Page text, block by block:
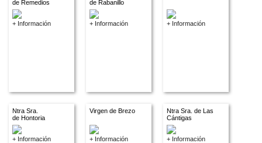
de Remedios
+ Información
de Rabanillo
+ Información + Información
Ntra Sra.
de Hontoria
+ Información
Virgen de Brezo
+ Información
Ntra Sra. de Las
Cántigas
+ Información